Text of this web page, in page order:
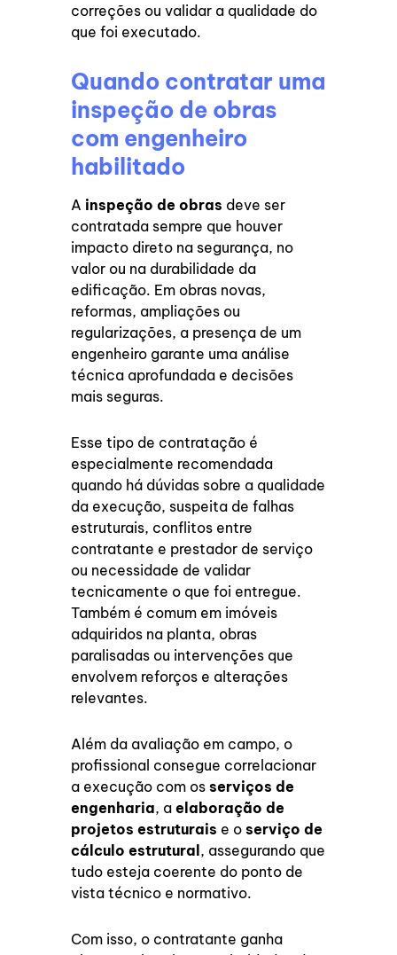
correções ou validar a qualidade do
que foi executado.
Quando contratar uma
inspeção de obras
com engenheiro
habilitado
A inspeção de obras deve ser
contratada sempre que houver
impacto direto na segurança, no
valor ou na durabilidade da
edificação. Em obras novas,
reformas, ampliações ou
regularizações, a presença de um
engenheiro garante uma análise
técnica aprofundada e decisões
mais seguras.
Esse tipo de contratação é
especialmente recomendada
quando há dúvidas sobre a qualidade
da execução, suspeita de falhas
estruturais, conflitos entre
contratante e prestador de serviço
ou necessidade de validar
tecnicamente o que foi entregue.
Também é comum em imóveis
adquiridos na planta, obras
paralisadas ou intervenções que
envolvem reforços e alterações
relevantes.
Além da avaliação em campo, o
profissional consegue correlacionar
a execução com osserviços de
engenharia, aelaboração de
projetos estruturais e oserviço de
cálculo estrutural , assegurando que
tudo esteja coerente do ponto de
vista técnico e normativo.
Com isso, o contratante ganha